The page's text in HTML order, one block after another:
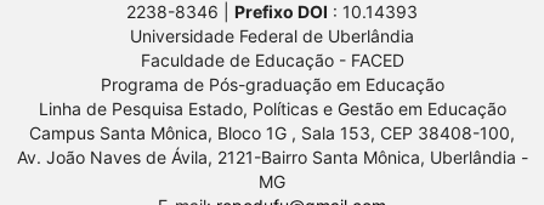
2238-8346 | Prefixo DOI : 10.14393
Universidade Federal de Uberlândia
Faculdade de Educação - FACED
Programa de Pós-graduação em Educação
Linha de Pesquisa Estado, Políticas e Gestão em Educação
Campus Santa Mônica, Bloco 1G , Sala 153, CEP 38408-100,
Av. João Naves de Ávila, 2121-Bairro Santa Mônica, Uberlândia -
MG